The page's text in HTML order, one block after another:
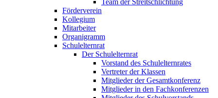
Förderverein
Kollegium
Mitarbeiter
Organigramm
Schulelternrat
Der Schulelternrat
Vorstand des Schulelternrates
Vertreter der Klassen
Mitglieder der Gesamtkonferenz
Mitglieder in den Fachkonferenzen